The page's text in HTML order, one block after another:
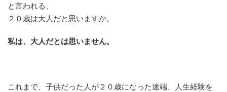
と言われる、
２０歳は大人だと思いますか。
私は、大人だとは思いません。
これまで、子供だった人が２０歳になった途端、人生経験を